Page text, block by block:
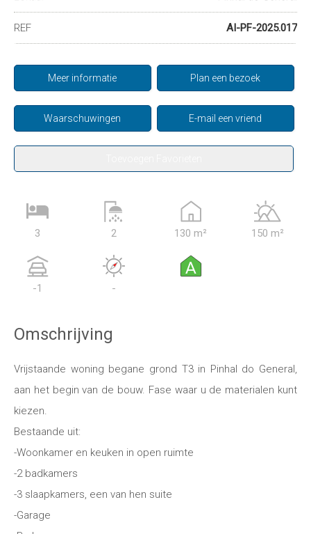
REF AI-PF-2025.017
Meer informatie Plan een bezoek
Waarschuwingen E-mail een vriend
3 2 130 m² 150 m²
-1 -
A
Omschrijving
Vrijstaande woning begane grond T3 in Pinhal do General,
aan het begin van de bouw. Fase waar u de materialen kunt
kiezen.
Bestaande uit:
-Woonkamer en keuken in open ruimte
-2 badkamers
-3 slaapkamers, een van hen suite
-Garage